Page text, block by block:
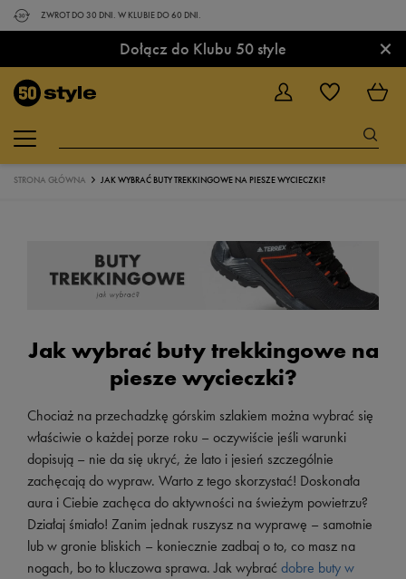
ZWROT DO 30 DNI. W KLUBIE DO 60 DNI.
Dołącz do Klubu 50 style ×
STRONA GŁÓWNA JAK WYBRAĆ BUTY TREKKINGOWE NA PIESZE WYCIECZKI?
Jak wybrać buty trekkingowe na
piesze wycieczki?
Chociaż na przechadzkę górskim szlakiem można wybrać się
właściwie o każdej porze roku – oczywiście jeśli warunki
dopisują – nie da się ukryć, że lato i jesień szczególnie
zachęcają do wypraw. Warto z tego skorzystać! Doskonała
aura i Ciebie zachęca do aktywności na świeżym powietrzu?
Działaj śmiało! Zanim jednak ruszysz na wyprawę – samotnie
lub w gronie bliskich – koniecznie zadbaj o to, co masz na
nogach, bo to kluczowa sprawa. Jak wybraćdobre buty w